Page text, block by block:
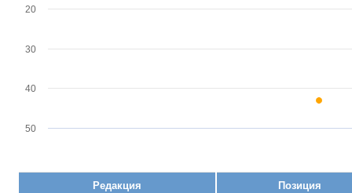
20
30
40
50
Редакция
Позиция